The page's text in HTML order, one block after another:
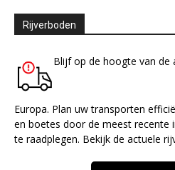
Rijverboden
Blijf op de hoogte van de
Europa. Plan uw transporten
en boetes door de meest recente
te raadplegen. Bekijk de actuele